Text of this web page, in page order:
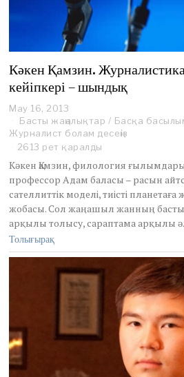
Кәкен Қамзин.
кейіпкері – шындық
May 16, 2013
Басты жаңалықтар / Басқа
Журналист болам десеңіз
2613 рет қаралды
Кәкен Қамзин, филология
профессор Адам баласы – расын
сателлиттік моделі, тиісті
жобасы. Сол жаңашыл жанның басты
арқылы толысу, сараптама арқылы
Толығырақ